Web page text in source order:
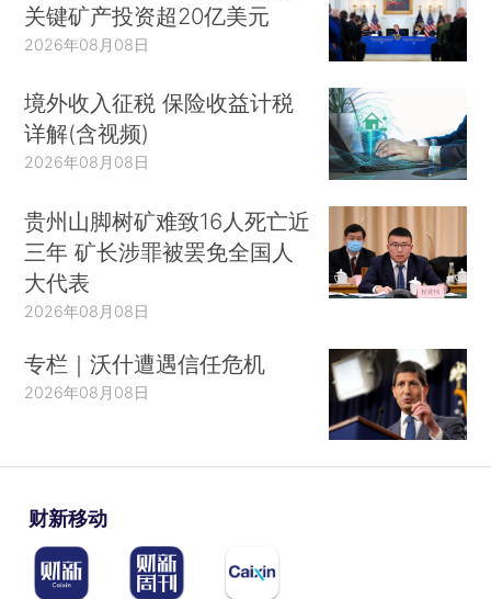
关键矿产投资超20亿美元
2026年08月08日
境外收入征税 保险收益计税
详解(含视频)
2026年08月08日
贵州山脚树矿难致16人死亡近
三年 矿长涉罪被罢免全国人
大代表
2026年08月08日
专栏｜沃什遭遇信任危机
2026年08月08日
财新移动